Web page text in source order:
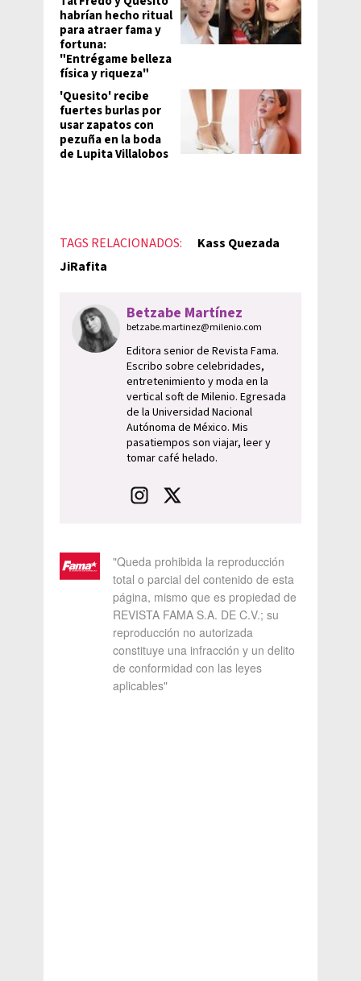
habrían hecho ritual
para atraer fama y
fortuna:
"Entrégame belleza
física y riqueza"
'Quesito' recibe
fuertes burlas por
usar zapatos con
pezuña en la boda
de Lupita Villalobos
TAGS RELACIONADOS:
Kass Quezada
JiRafita
Betzabe Martínez
betzabe.martinez@milenio.com
Editora senior de Revista Fama.
Escribo sobre celebridades,
entretenimiento y moda en la
vertical soft de Milenio. Egresada
de la Universidad Nacional
Autónoma de México. Mis
pasatiempos son viajar, leer y
tomar café helado.
"Queda prohibida la reproducción
total o parcial del contenido de esta
página, mismo que es propiedad de
REVISTA FAMA S.A. DE C.V.; su
reproducción no autorizada
constituye una infracción y un delito
de conformidad con las leyes
aplicables"